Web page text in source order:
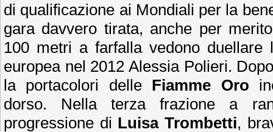
di qualificazione ai Mondiali per la
gara davvero tirata, anche per
100 metri a farfalla vedono
europea nel 2012 Alessia Polieri. Dopo
la portacolori delle Fiamme Oro
dorso. Nella terza frazione a
progressione di Luisa Trombetti,